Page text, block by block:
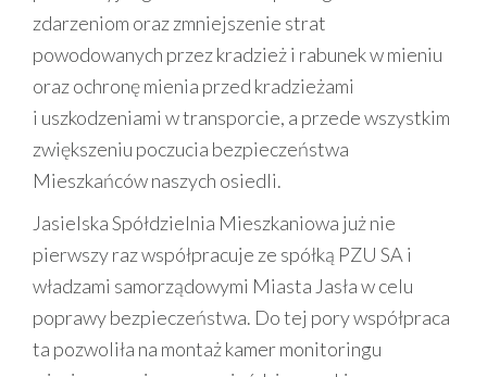
zdarzeniom oraz zmniejszenie strat
powodowanych przez kradzież i rabunek w mieniu
oraz ochronę mienia przed kradzieżami
i uszkodzeniami w transporcie, a przede wszystkim
zwiększeniu poczucia bezpieczeństwa
Mieszkańców naszych osiedli.
Jasielska Spółdzielnia Mieszkaniowa już nie
pierwszy raz współpracuje ze spółką PZU SA i
władzami samorządowymi Miasta Jasła w celu
poprawy bezpieczeństwa. Do tej pory współpraca
ta pozwoliła na montaż kamer monitoringu